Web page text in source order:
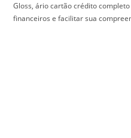
Gloss, ário cartão crédito
financeiros e facilitar sua